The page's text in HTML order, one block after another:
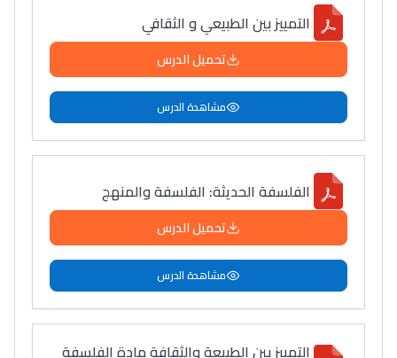
التمييز بين الطبيعي و الثقافي
تحميل الدرس
مشاهدة الدرس
الفلسفة الحديثة: الفلسفة والمنهج
تحميل الدرس
مشاهدة الدرس
التمييز بين الطبيعة والثقافة مادة الفلسفة